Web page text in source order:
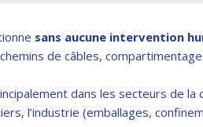
sans aucune intervention
de câbles,
dans les secteurs de
l’industrie (emballages,